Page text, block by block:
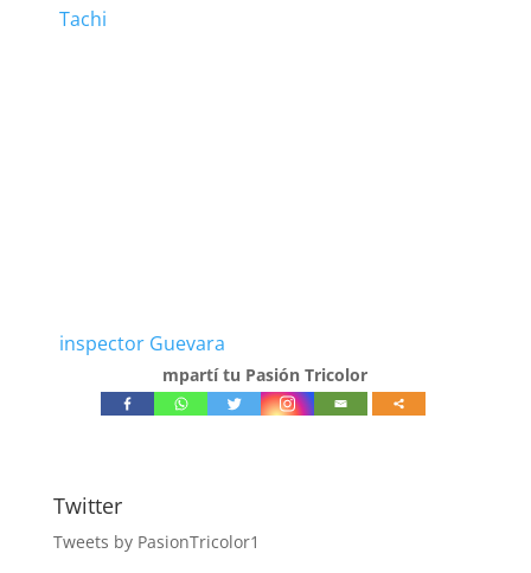
Tachi
inspector Guevara
mpartí tu Pasión Tricolor
Twitter
Tweets by PasionTricolor1